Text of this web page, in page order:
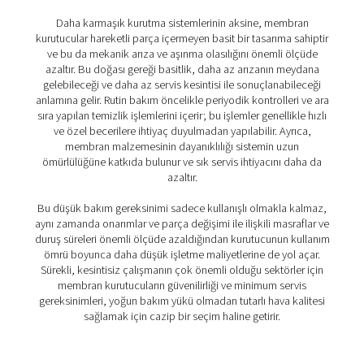
2. Kullanım kolaylığı
Kullanımı ve entegrasyonu kolaydır, çok az eğitim
hiç gerektirmez ve mevcut kurulumlara uyarlanmasını
kolaylaştırır.
3. Hareketli parça yoktur
Mekanik bileşen içermeyen membran kurutucular,
daha fazla güvenilirlik ve daha az aşınma sağlar.
4. Düşük güç tüketimi
Enerji tasarruflu tasarımları, işletme maliyetlerini düşük
sürdürülebilirlik hedeflerini destekler.
5. Minimum servis gereksinimleri
Basit yapıları sayesinde bakım gereksinimleri düşüktür,